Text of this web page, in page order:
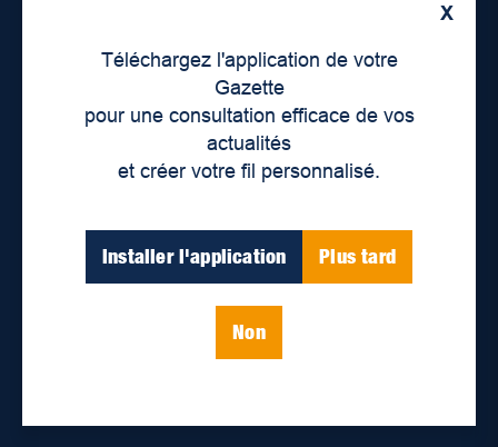
X
Téléchargez l'application de votre
Gazette
pour une consultation efficace de vos
actualités
et créer votre fil personnalisé.
Installer l'application Plus tard
Non
Lieux de distribution